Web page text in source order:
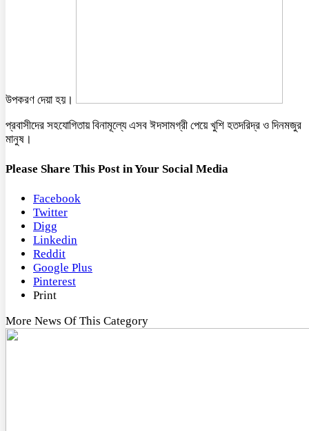
উপকরণ দেয়া হয়।
প্রবাসীদের সহযোগিতায় বিনামূল্যে এসব ঈদসামগ্রী পেয়ে খুশি হতদরিদ্র ও দিনমজুর
মানুষ।
Please Share This Post in Your Social Media
Facebook
Twitter
Digg
Linkedin
Reddit
Google Plus
Pinterest
Print
More News Of This Category